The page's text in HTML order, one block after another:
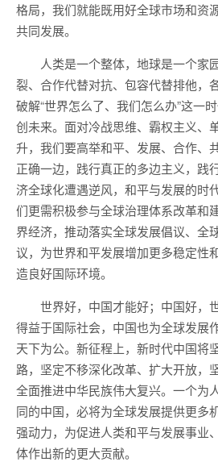
格局，我们就能既用好全球市场和资
共同发展。
人类是一个整体，地球是一个家
裂、合作代替对抗、包容代替排他，
破解“世界怎么了、我们怎么办”这一
创未来。面对冷战思维、霸权主义、
升，我们要高举和平、发展、合作、
正确一边，践行真正的多边主义，践
济全球化遭遇逆风，和平与发展的时
们更需积极参与全球治理体系改革和
界经济，推动落实全球发展倡议、全
议，为世界和平发展增加更多稳定性
造良好国际环境。
世界好，中国才能好；中国好，
得益于国际社会，中国也为全球发展
天下为公。新征程上，新时代中国将
路，坚定不移深化改革、扩大开放，
全面推进中华民族伟大复兴。一个为
同的中国，必将为全球发展提供更多
强动力，为促进人类和平与发展事业
体作出新的更大贡献。